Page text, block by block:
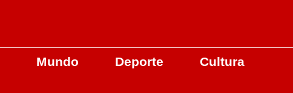
Mundo Deporte
Cultura